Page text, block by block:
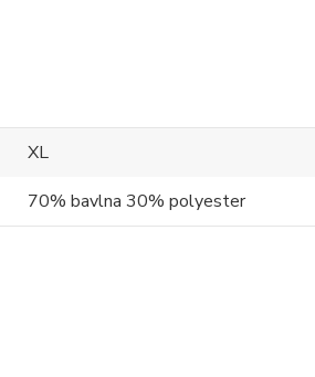
XL
70% bavlna 30% polyester